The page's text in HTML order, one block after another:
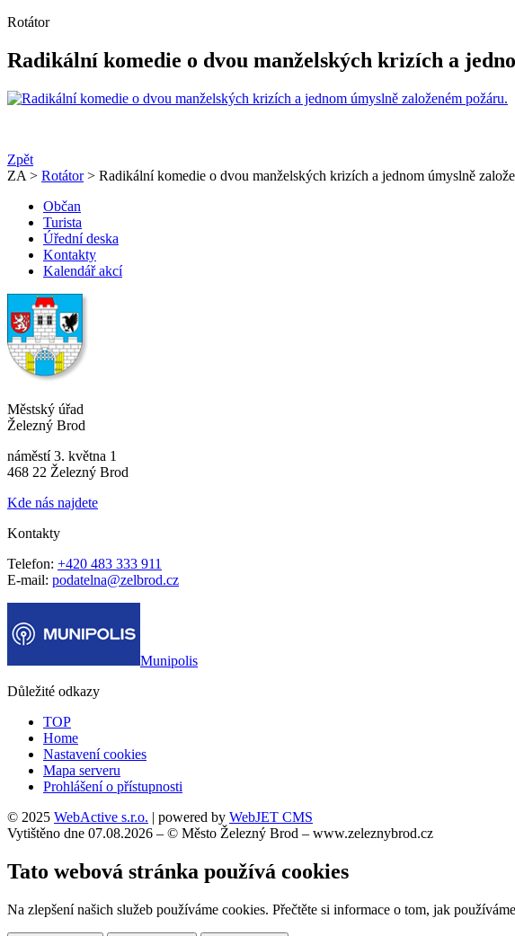
Rotátor
Radikální komedie o dvou manželských krizích a
Zpět
ZA > Rotátor> Radikální komedie o dvou manželských krizích a jednom úmyslně
Občan
Turista
Úřední deska
Kontakty
Kalendář akcí
Městský úřad
Železný Brod
náměstí 3. května 1
468 22 Železný Brod
Kde nás najdete
Kontakty
Telefon: +420 483 333 911
E-mail: podatelna@zelbrod.cz
Munipolis
Důležité odkazy
TOP
Home
Nastavení cookies
Mapa serveru
Prohlášení o přístupnosti
© 2025 WebActive s.r.o. | powered by WebJET CMS
Vytištěno dne 07.08.2026 – © Město Železný Brod – www.zeleznybrod.cz
Tato webová stránka používá cookies
Na zlepšení našich služeb používáme cookies. Přečtěte si informace o tom, jak